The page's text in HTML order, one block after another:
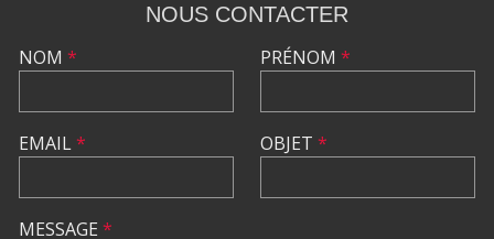
NOUS CONTACTER
NOM *
EMAIL*
PRÉNOM *
OBJET *
MESSAGE *